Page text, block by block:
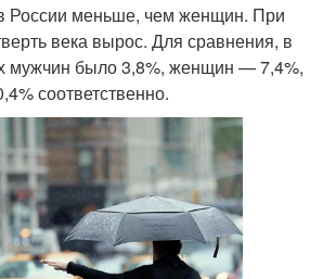
России меньше, чем женщин. При
века вырос. Для сравнения, в
мужчин было 3,8%, женщин — 7,4%,
соответственно.